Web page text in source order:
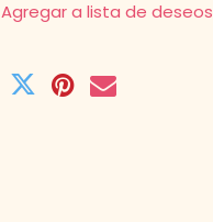
Agregar a lista de deseos